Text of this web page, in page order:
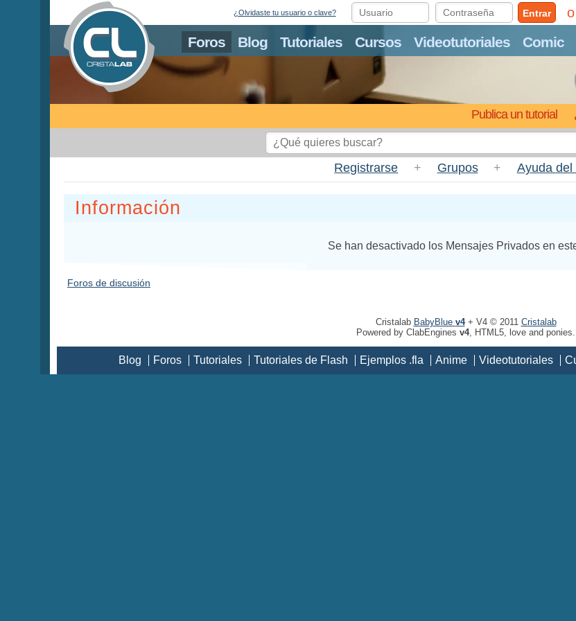
Foros Blog Tutoriales Cursos Videotutoriales Comic
Publica un tutorial
¿Olvidaste tu usuario o clave? Entrar
Registrarse + Grupos + Ayuda del
Información
Se han desactivado los Mensajes Privados en
Foros de discusión
Cristalab BabyBlue v4+ V4 © 2011 Cristalab
Powered by ClabEngines v4, HTML5, love and ponies.
Blog Foros Tutoriales Tutoriales de Flash Ejemplos .fla Anime Videotutoriales